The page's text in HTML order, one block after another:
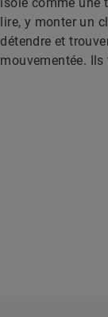
isolé comme une
lire, y monter un
détendre et
mouvementée.